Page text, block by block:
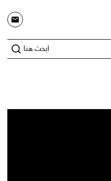
ابحث هنا